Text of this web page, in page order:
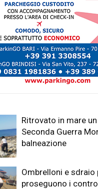
Ritrovato in mare
Seconda Guerra
balneazione
Ombrelloni e sdraio
proseguono i